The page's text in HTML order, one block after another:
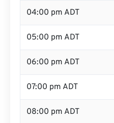
04:00 pm ADT
05:00 pm ADT
06:00 pm ADT
07:00 pm ADT
08:00 pm ADT